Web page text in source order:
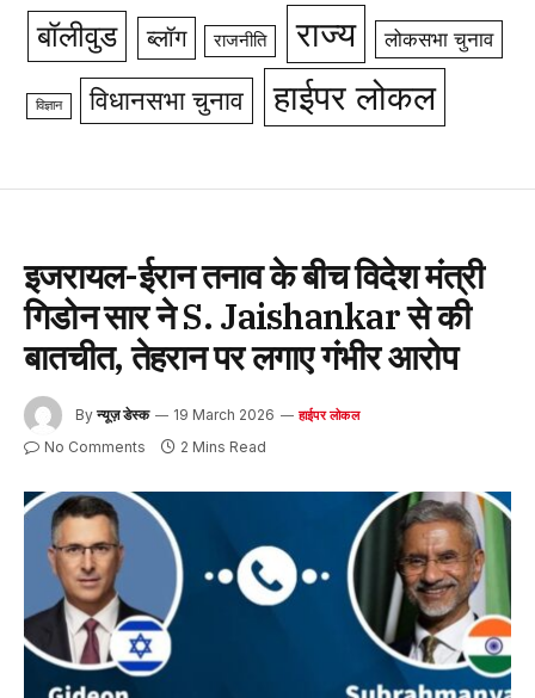
बॉलीवुड ब्लॉग राजनीति राज्य लोकसभा चुनाव
विज्ञान विधानसभा चुनाव हाईपर लोकल
इजरायल-ईरान तनाव के बीच विदेश मंत्री
गिडोन सार ने S. Jaishankar से की
बातचीत, तेहरान पर लगाए गंभीर आरोप
By न्यूज़ डेस्क 19 March 2026 हाईपर लोकल
No Comments 2 Mins Read